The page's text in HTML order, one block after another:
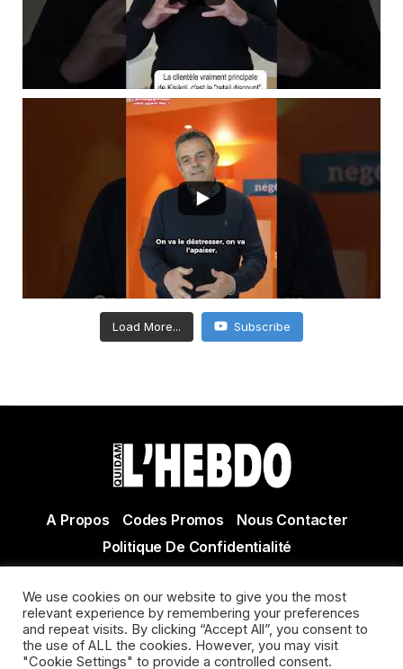
Load More... Subscribe
A Propos Codes Promos
Nous Contacter
Politique De Confidentialité
Actualité Agen - Actualité en lot et Garonne - Actualité
Villeneuve sur Lot
We use cookies on our website to give you the most
relevant experience by remembering your preferences
and repeat visits. By clicking “Accept All”, you consent to
the use of ALL the cookies. However, you may visit
"Cookie Settings" to provide a controlled consent.